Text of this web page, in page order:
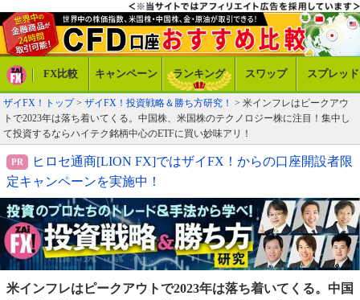
FX比較 キャンペーン ランキング スワップ スプレッド
ザイFX！トップ> ザイFX！投資戦略＆勝ち方研究！ > 米インフレはピークアウ
トで2023年は落ち着いてくる。中国株、米国株のテクノロジー株に注目！集中し
て投資するならハイテク銘柄中心のETFに買い妙味アリ！
ヒロセ通商[LION FX]ではザイFX！からの口座開設者限
定キャンペーンを実施中！
米インフレはピークアウトで2023年は落ち着いてくる。 中国